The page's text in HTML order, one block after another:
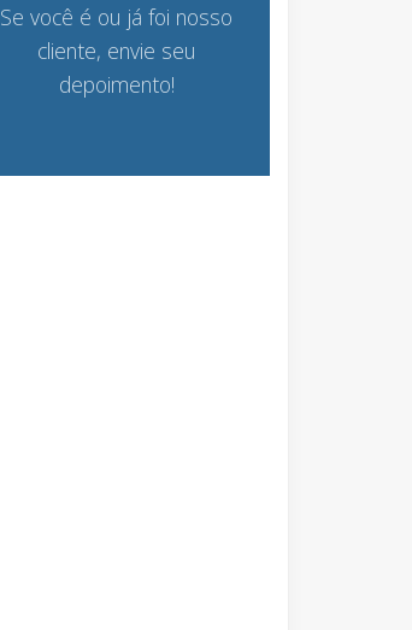
Se você é ou já foi nosso
cliente, envie seu
depoimento!